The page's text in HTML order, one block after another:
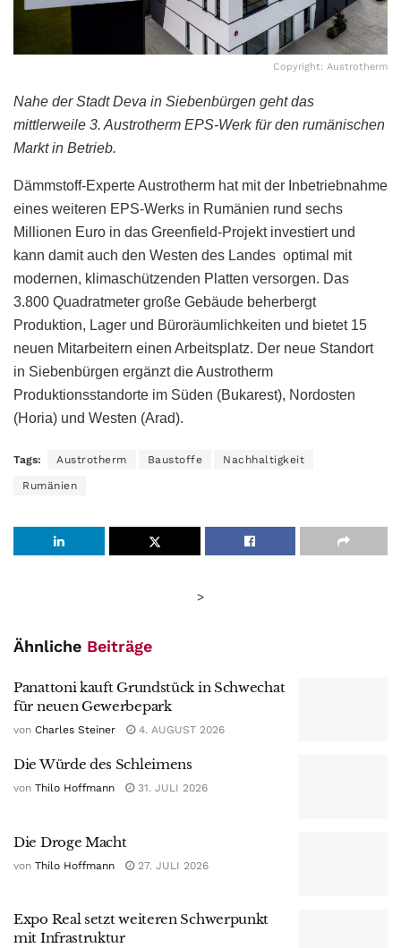
Copyright: Austrotherm
Nahe der Stadt Deva in Siebenbürgen geht das
mittlerweile 3. Austrotherm EPS-Werk für den rumänischen
Markt in Betrieb.
Dämmstoff-Experte Austrotherm hat mit der Inbetriebnahme
eines weiteren EPS-Werks in Rumänien rund sechs
Millionen Euro in das Greenfield-Projekt investiert und
kann damit auch den Westen des Landes optimal mit
modernen, klimaschützenden Platten versorgen. Das
3.800 Quadratmeter große Gebäude beherbergt
Produktion, Lager und Büroräumlichkeiten und bietet 15
neuen Mitarbeitern einen Arbeitsplatz. Der neue Standort
in Siebenbürgen ergänzt die Austrotherm
Produktionsstandorte im Süden (Bukarest), Nordosten
(Horia) und Westen (Arad).
Tags: Austrotherm Baustoffe Nachhaltigkeit
Rumänien
>
Ähnliche Beiträge
Panattoni kauft Grundstück in Schwechat
für neuen Gewerbepark
von Charles Steiner 4. AUGUST 2026
Die Würde des Schleimens
von Thilo Hoffmann 31. JULI 2026
Die Droge Macht
von Thilo Hoffmann 27. JULI 2026
Expo Real setzt weiteren Schwerpunkt
mit Infrastruktur